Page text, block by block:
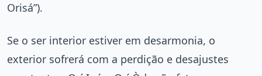
Orisá”).
Se o ser interior estiver em desarmonia, o
exterior sofrerá com a perdição e desajustes